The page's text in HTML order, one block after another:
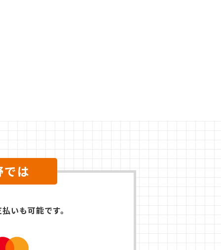
は
いも可能です。